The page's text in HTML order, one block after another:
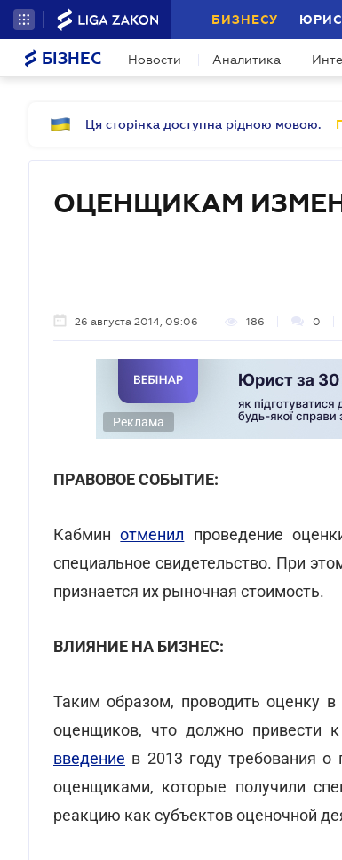
БИЗНЕСУ
БІЗНЕС Новости Аналитика
Ця сторінка доступна рідною мовою.
ОЦЕНЩИКАМ
26 августа 2014, 09:06 186 0
Реклама
ПРАВОВОЕ СОБЫТИЕ:
Кабминотменил проведение
специальное свидетельство. При
признается их рыночная стоимость.
ВЛИЯНИЕ НА БИЗНЕС:
Таким образом, проводить оценку
оценщиков, что должно привести
введение в 2013 году требования
оценщиками, которые получили
реакцию как субъектов оценочной